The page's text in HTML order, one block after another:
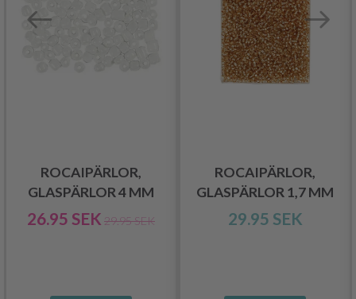
ROCAIPÄRLOR,
GLASPÄRLOR 4 MM
26.95 SEK 29.95 SEK
ROCAIPÄRLOR,
GLASPÄRLOR 1,7 MM
29.95 SEK